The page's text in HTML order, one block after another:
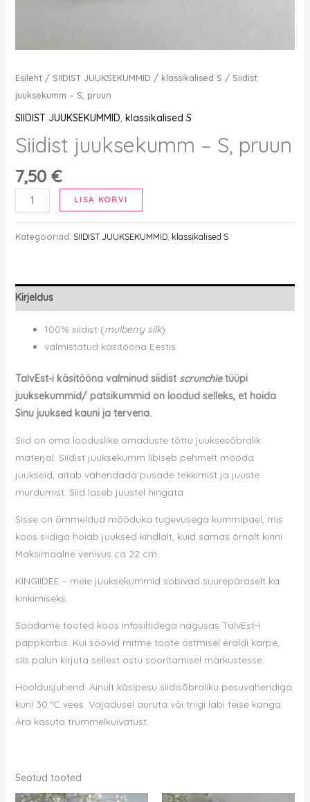
Esileht/ SIIDIST JUUKSEKUMMID / klassikalised S / Siidist
juuksekumm – S, pruun
SIIDIST JUUKSEKUMMID, klassikalised S
Siidist juuksekumm – S, pruun
7,50 €
Siidist
juuksekumm
-
kogus
LISA KORVI
Kategooriad: SIIDIST JUUKSEKUMMID, klassikalised S
Kirjeldus
100% siidist (mulberry silk)
valmistatud käsitööna Eestis
TalvEst-i käsitööna valminud siidist scrunchietüüpi
juuksekummid/ patsikummid on loodud selleks, et hoida
Sinu juuksed kauni ja tervena.
Siid on oma looduslike omaduste tõttu juuksesõbralik
materjal. Siidist juuksekumm libiseb pehmelt mööda
juukseid, aitab vähendada pusade tekkimist ja juuste
murdumist. Siid laseb juustel hingata.
Sisse on õmmeldud mõõduka tugevusega kummipael, mis
koos siidiga hoiab juuksed kindlalt, kuid samas õrnalt kinni.
Maksimaalne venivus ca 22 cm.
KINGIIDEE – meie juuksekummid sobivad suurepäraselt ka
kinkimiseks.
Saadame tooted koos infosiltidega nägusas TalvEst-i
pappkarbis. Kui soovid mitme toote ostmisel eraldi karpe,
siis palun kirjuta sellest ostu sooritamisel märkustesse.
Hooldusjuhend: Ainult käsipesu siidisõbraliku pesuvahendiga
kuni 30 °C vees. Vajadusel auruta või triigi läbi teise kanga.
Ära kasuta trummelkuivatust.
Seotud tooted